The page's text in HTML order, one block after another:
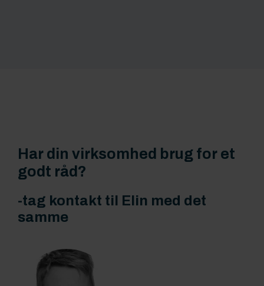
Har din virksomhed brug for et
godt råd?
-tag kontakt til Elin med det
samme